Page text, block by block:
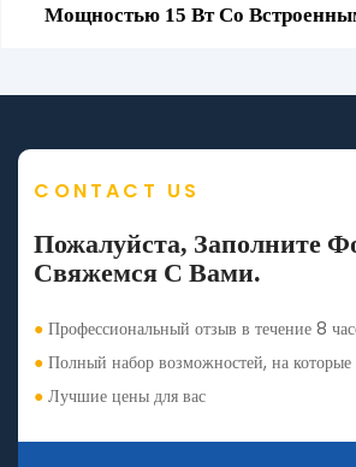
Мощностью 15 Вт Со
CONTACT US
Пожалуйста, Заполните
Свяжемся С Вами.
● Профессиональный отзыв в течение 8
● Полный набор возможностей, на
● Лучшие цены для вас